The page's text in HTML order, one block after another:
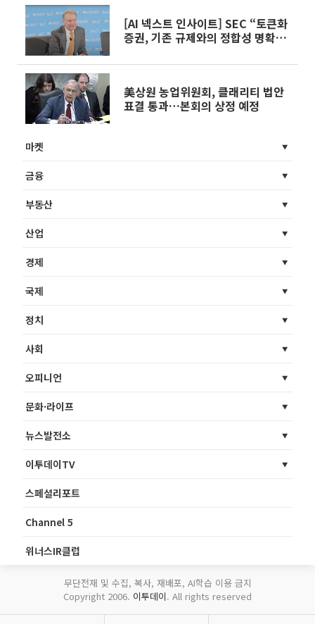
[AI 넥스트 인사이트] SEC “토큰화
증권, 기존 규제와의 정합성 명확화
美상원 농업위원회, 클래리티 법안
표결 통과…본회의 상정 예정
마켓
금융
부동산
산업
경제
국제
정치
사회
오피니언
문화·라이프
뉴스발전소
이투데이TV
스페셜리포트
Channel 5
위너스IR클럽
무단전재 및 수집, 복사, 재배포, AI학습 이용 금지
Copyright 2006. 이투데이. All rights reserved